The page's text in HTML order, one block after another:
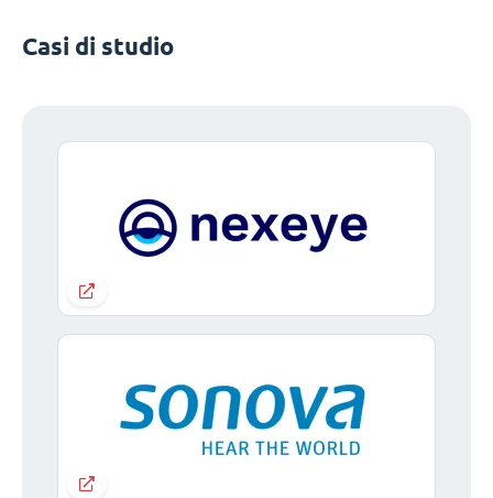
Casi di studio